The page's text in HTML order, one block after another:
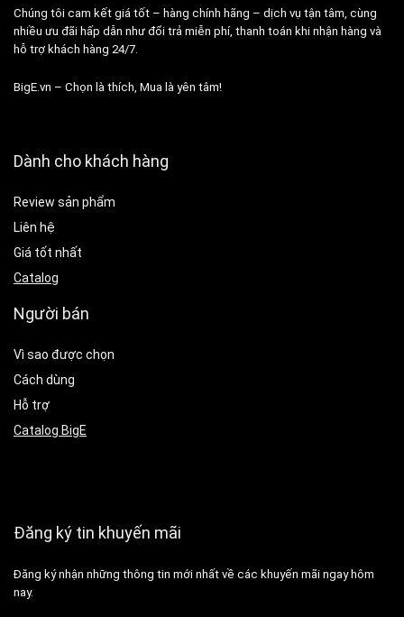
Chúng tôi cam kết giá tốt – hàng chính hãng – dịch vụ tận tâm, cùng
nhiều ưu đãi hấp dẫn như đổi trả miễn phí, thanh toán khi nhận hàng và
hỗ trợ khách hàng 24/7.
BigE.vn – Chọn là thích, Mua là yên tâm!
Dành cho khách hàng
Review sản phẩm
Liên hệ
Giá tốt nhất
Catalog
Người bán
Vì sao được chọn
Cách dùng
Hỗ trợ
Catalog BigE
Đăng ký tin khuyến mãi
Đăng ký nhận những thông tin mới nhất về các khuyến mãi ngay hôm
nay.